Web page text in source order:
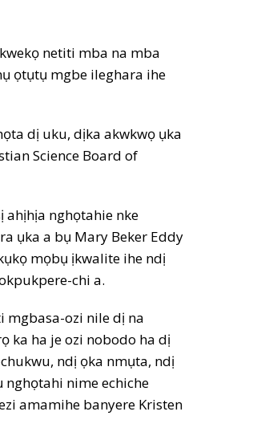
netiti mba na mba
ọtụtụ mgbe ileghara ihe
dị uku, dịka akwkwọ ụka
Science Board of
ahịhịa nghọtahie nke
ụka a bụ Mary Beker Eddy
mọbụ ịkwalite ihe ndị
chi a.
mgbasa-ozi nile dị na
ka ha je ozi nobodo ha dị
ndị ọka nmụta, ndị
nghọtahi nime echiche
amamihe banyere Kristen